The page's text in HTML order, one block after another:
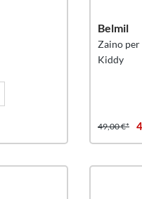
Belmil
Zaino per
Kiddy
49,00 €*